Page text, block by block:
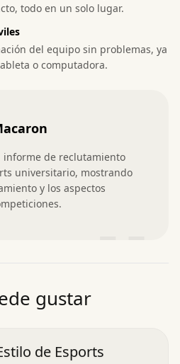
todo en un solo lugar.
del equipo sin problemas, ya
o computadora.
informe de reclutamiento
universitario, mostrando
y los aspectos
”
gustar
de Esports